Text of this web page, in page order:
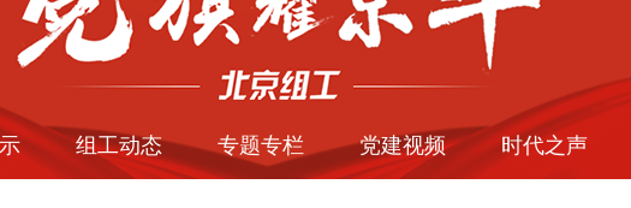
组工动态 专题专栏 党建视频 时代之声